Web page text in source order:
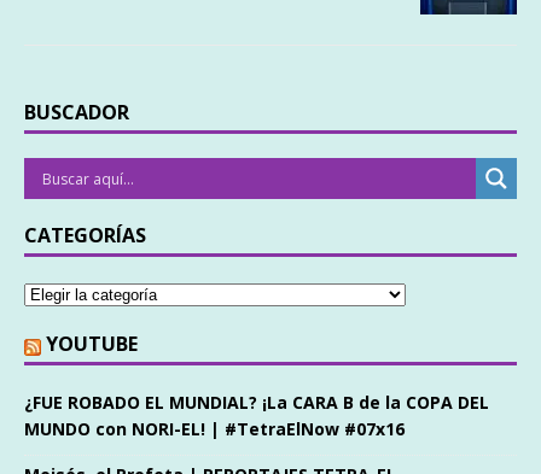
BUSCADOR
CATEGORÍAS
YOUTUBE
¿FUE ROBADO EL MUNDIAL? ¡La CARA B de la COPA DEL
MUNDO con NORI-EL! | #TetraElNow #07x16